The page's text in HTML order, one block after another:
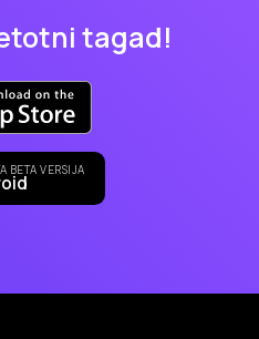
tagad!
BETA VERSIJA